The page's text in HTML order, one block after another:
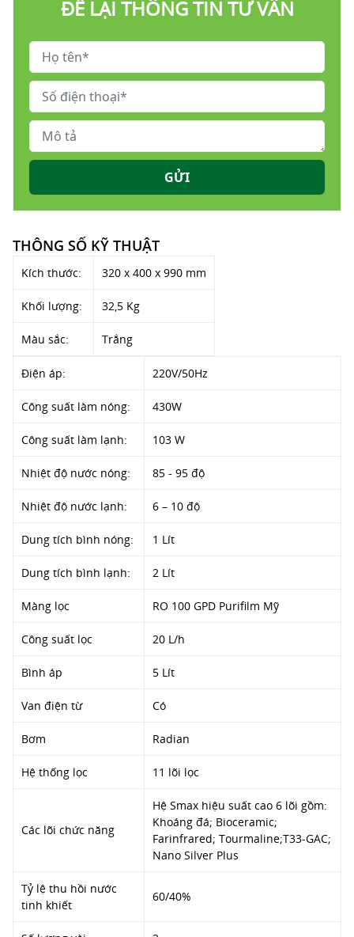
ĐỂ LẠI THÔNG TIN TƯ VẤN
GỬI
THÔNG SỐ KỸ THUẬT
Kích thước: 320 x 400 x 990 mm
Khối lượng: 32,5 Kg
Màu sắc: Trắng
Điện áp: 220V/50Hz
Công suất làm nóng: 430W
Công suất làm lạnh: 103 W
Nhiệt độ nước nóng: 85 - 95 độ
Nhiệt độ nước lạnh: 6 – 10 độ
Dung tích bình nóng: 1 Lít
Dung tích bình lạnh: 2 Lít
Màng lọc RO 100 GPD Purifilm Mỹ
Công suất lọc 20 L/h
Bình áp 5 Lít
Van điện từ Có
Bơm Radian
Hệ thống lọc 11 lõi lọc
Các lõi chức năng
Hệ Smax hiệu suất cao 6 lõi gồm:
Khoáng đá; Bioceramic;
Farinfrared; Tourmaline;T33-GAC;
Nano Silver Plus
Tỷ lệ thu hồi nước
tinh khiết
60/40%